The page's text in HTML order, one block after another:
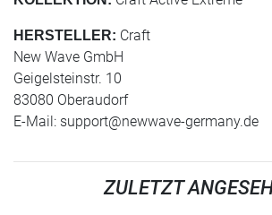
HERSTELLER: Craft
New Wave GmbH
Geigelsteinstr. 10
83080 Oberaudorf
E-Mail: support@newwave-germany.de
ZULETZT